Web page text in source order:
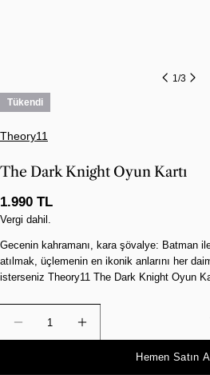
1 /3
Tükendi
Theory11
The Dark Knight Oyun Kartı
Normal
fiyat
1.990 TL
Vergi dahil.
Gecenin kahramanı, kara şövalye: Batman
atılmak, üçlemenin en ikonik anlarını her
isterseniz Theory11 The Dark Knight Oyun
Hemen Satın